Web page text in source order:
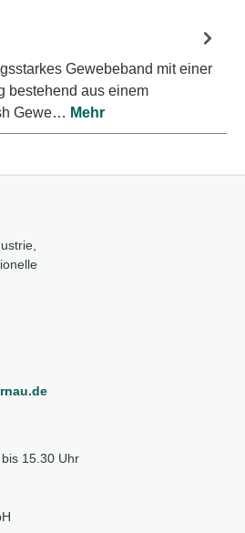
Gewebeband mit einer
bestehend aus einem
Gewe… Mehr
15.30 Uhr